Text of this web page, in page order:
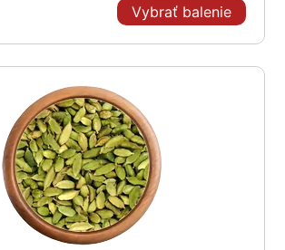
Vybrať balenie